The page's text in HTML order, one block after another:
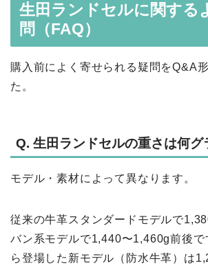
生田ランドセルに関する
問（FAQ）
購入前によく寄せられる疑問をQ&A
た。
Q. 生田ランドセルの重さは何グ
モデル・素材によって異なります。
従来の牛革スタンダードモデルで
バン系モデルで1,440〜1,460g前後
ら登場した新モデル（防水牛革）は